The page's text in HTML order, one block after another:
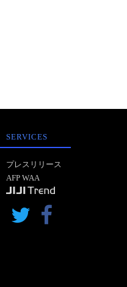
SERVICES
プレスリリース
AFP WAA